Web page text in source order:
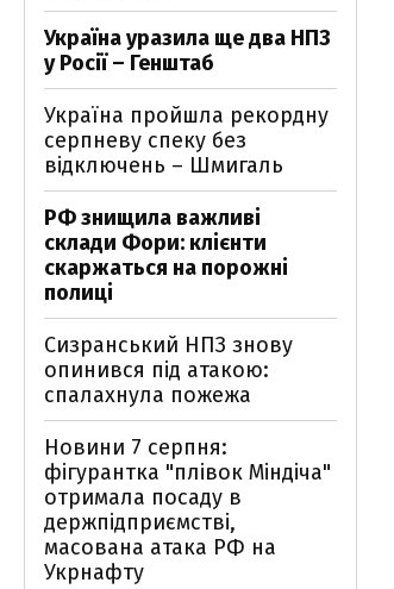
Україна уразила ще два НПЗ
у Росії – Генштаб
Україна пройшла рекордну
серпневу спеку без
відключень – Шмигаль
РФ знищила важливі
склади Фори: клієнти
скаржаться на порожні
полиці
Сизранський НПЗ знову
опинився під атакою:
спалахнула пожежа
Новини 7 серпня:
фігурантка "плівок Міндіча"
отримала посаду в
держпідприємстві,
масована атака РФ на
Укрнафту